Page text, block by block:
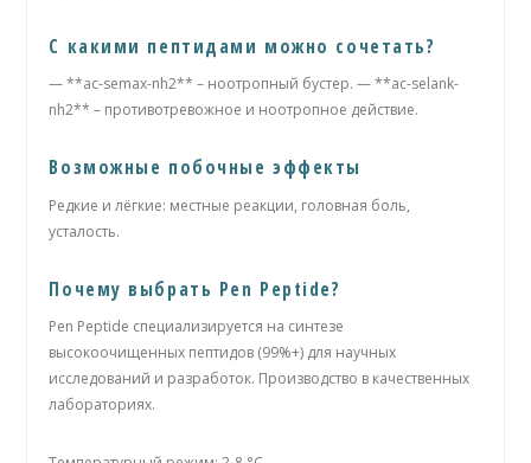
С какими пептидами можно сочетать?
— **ac-semax-nh2** – ноотропный бустер. — **ac-selank-
nh2** – противотревожное и ноотропное действие.
Возможные побочные эффекты
Редкие и лёгкие: местные реакции, головная боль,
усталость.
Почему выбрать Pen Peptide?
Pen Peptide специализируется на синтезе
высокоочищенных пептидов (99%+) для научных
исследований и разработок. Производство в качественных
лабораториях.